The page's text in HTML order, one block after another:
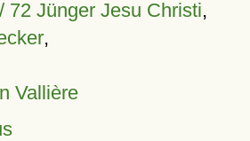
72 Jünger Jesu Christi,
,
Vallière